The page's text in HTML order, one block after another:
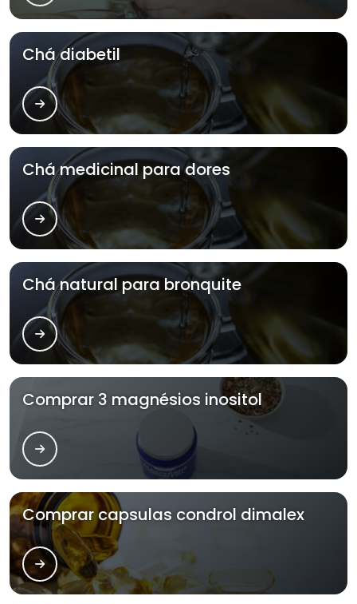
Chá diabetil
Chá medicinal para dores
Chá natural para bronquite
Comprar 3 magnésios inositol
Comprar capsulas condrol dimalex